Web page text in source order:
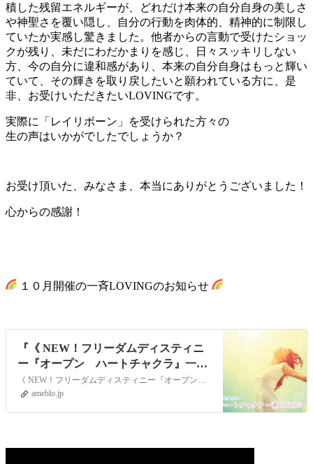
積した残留エネルギーが、どれだけ本来の自分自身の美しさ
や神聖さを覆い隠し、自分の行動を肉体的、精神的に制限し
ていたか実感し驚きました。他者からの言動で受けたショッ
クが残り、未だにわだかまりを感じ、日々スッキリしない
方、今の自分に違和感があり、本来の自分自身はもっと輝い
ていて、その輝きを取り戻したいと願われている方に、是
非、お受けいただきたいLOVINGです。
実際に「レイリボーン」を受けられた方々の
生の声はいかがでしたでしょうか？
お受け頂いた、みなさま、本当にありがとうございました！
心からの感謝！
１０月開催の一斉LOVINGのお知らせ
『《 NEW！フリーダムディスティニ
ー『オープン ハートチャクラ』一斉
LOVING 》』
《 NEW！フリーダムディスティニー『オープン ハートチャクラ』一斉LOVING 》チャクラ、開いてますか？チャクラの中でも、第4チャクラはハートチャクラと呼…
ameblo.jp